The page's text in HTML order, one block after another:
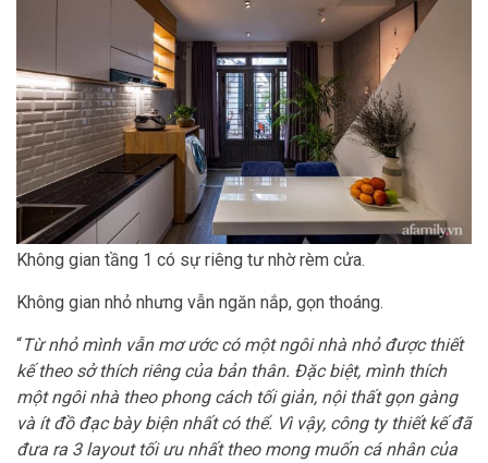
Không gian tầng 1 có sự riêng tư nhờ rèm cửa.
Không gian nhỏ nhưng vẫn ngăn nắp, gọn thoáng.
“Từ nhỏ mình vẫn mơ ước có một ngôi nhà nhỏ được thiết
kế theo sở thích riêng của bản thân. Đặc biệt, mình thích
một ngôi nhà theo phong cách tối giản, nội thất gọn gàng
và ít đồ đạc bày biện nhất có thể. Vì vậy, công ty thiết kế đã
đưa ra 3 layout tối ưu nhất theo mong muốn cá nhân của